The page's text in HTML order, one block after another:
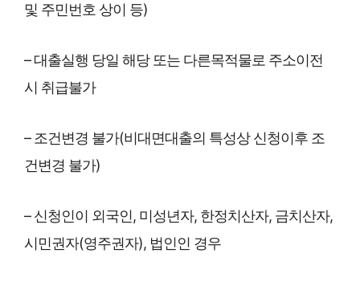
및 주민번호 상이 등)
– 대출실행 당일 해당 또는 다른목적물로 주소이전
시 취급불가
– 조건변경 불가(비대면대출의 특성상 신청이후 조
건변경 불가)
– 신청인이 외국인, 미성년자, 한정치산자, 금치산자,
시민권자(영주권자), 법인인 경우